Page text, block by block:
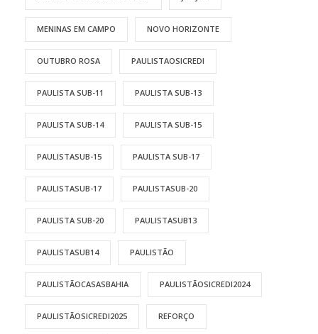
MENINAS EM CAMPO NOVO HORIZONTE
OUTUBRO ROSA PAULISTAOSICREDI
PAULISTA SUB-11 PAULISTA SUB-13
PAULISTA SUB-14 PAULISTA SUB-15
PAULISTASUB-15 PAULISTA SUB-17
PAULISTASUB-17 PAULISTASUB-20
PAULISTA SUB-20 PAULISTASUB13
PAULISTASUB14 PAULISTÃO
PAULISTÃOCASASBAHIA PAULISTÃOSICREDI2024
PAULISTÃOSICREDI2025 REFORÇO